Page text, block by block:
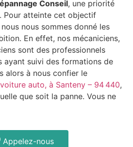
Conseil, une priorité
Pour atteinte cet objectif
nous sommes donné les
En effet, nos mécaniciens,
sont des professionnels
ayant suivi des formations de
alors à nous confier le
auto, à Santeny – 94 440,
que soit la panne. Vous ne
Appelez-nous